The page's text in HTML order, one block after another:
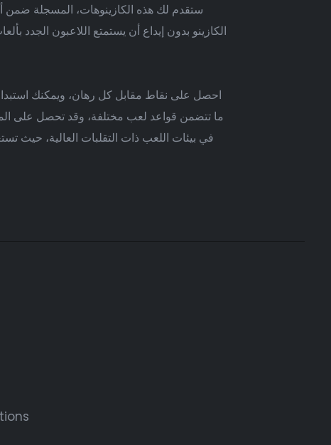
الكازينو بدون إيداع أن يستمتع اللاعبون الجدد
احصل على نقاط مقابل كل رهان، ويمكنك
ما تتضمن قواعد لعب مختلفة، وقد تحصل على
في بيئات اللعب ذات التقلبات العالية، حيث